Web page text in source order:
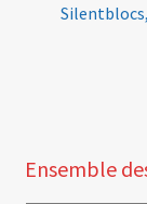
Ensemble